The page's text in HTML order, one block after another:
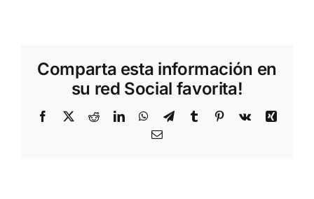
Comparta esta información en
su red Social favorita!
Facebook
X RedditLinkedInWhatsApp
TelegramTumblr Pinterest
Vk
Xing
Correo